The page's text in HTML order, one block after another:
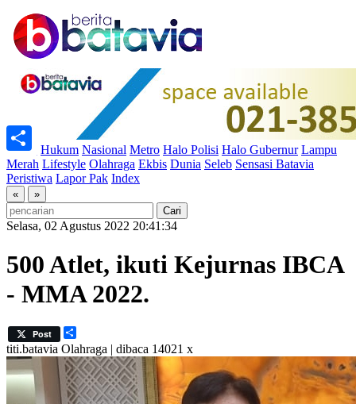
Home Hukum Nasional Metro Halo Polisi Halo Gubernur Lampu
Merah Lifestyle Olahraga Ekbis Dunia Seleb Sensasi Batavia
Peristiwa Lapor Pak Index
« »
Selasa, 02 Agustus 2022 20:41:34
500 Atlet, ikuti Kejurnas IBCA
- MMA 2022.
Post
titi.batavia Olahraga | dibaca 14021 x
Share